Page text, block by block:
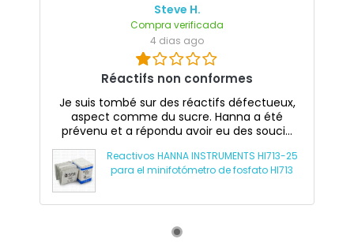
Steve H.
Compra verificada
4 dias ago
Réactifs non conformes
Je suis tombé sur des réactifs défectueux,
aspect comme du sucre. Hanna a été
prévenu et a répondu avoir eu des souci...
Reactivos HANNA INSTRUMENTS HI713-25
para el minifotómetro de fosfato HI713